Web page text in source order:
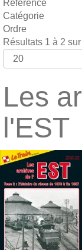
Référence
Catégorie
Ordre
Résultats 1 à 2 sur
Les
l'EST